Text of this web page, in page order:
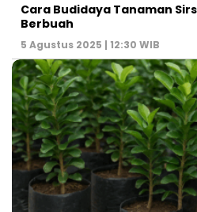
Cara Budidaya Tanaman
Berbuah
5 Agustus 2025 | 12:30 WIB